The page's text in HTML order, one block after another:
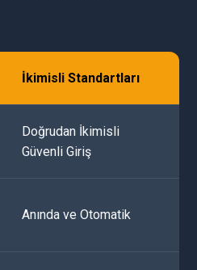
İkimisli Standartları
Doğrudan İkimisli
Güvenli Giriş
Anında ve Otomatik